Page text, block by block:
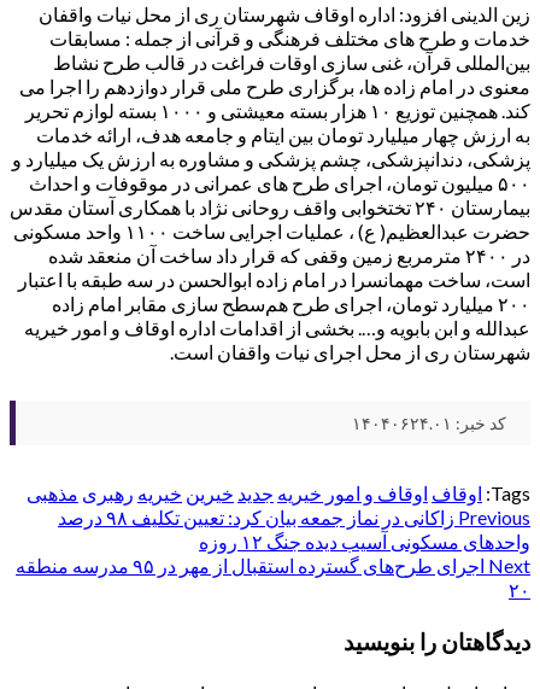
زین الدینی افزود: اداره اوقاف شهرستان ری از محل نیات واقفان
خدمات و طرح های مختلف فرهنگی و قرآنی از جمله : مسابقات
بین‌المللی قرآن، غنی سازی اوقات فراغت در قالب طرح نشاط
معنوی در امام زاده ها، برگزاری طرح ملی قرار دوازدهم را اجرا می
کند. همچنین توزیع ۱۰ هزار بسته معیشتی و ۱۰۰۰ بسته لوازم تحریر
به ارزش چهار میلیارد تومان بین ایتام و جامعه هدف، ارائه خدمات
پزشکی، دندانپزشکی، چشم پزشکی و مشاوره به ارزش یک میلیارد و
۵۰۰ میلیون تومان، اجرای طرح های عمرانی در موقوفات و احداث
بیمارستان ۲۴۰ تختخوابی واقف روحانی نژاد با همکاری آستان مقدس
حضرت عبدالعظیم( ع) ، عملیات اجرایی ساخت ۱۱۰۰ واحد مسکونی
در ۲۴۰۰ مترمربع زمین وقفی که قرار داد ساخت آن منعقد شده
است، ساخت مهمانسرا در امام زاده ابوالحسن در سه طبقه با اعتبار
۲۰۰ میلیارد تومان، اجرای طرح هم‌سطح سازی مقابر امام زاده
عبدالله و ابن بابویه و…. بخشی از اقدامات اداره اوقاف و امور خیریه
شهرستان ری از محل اجرای نیات واقفان است.
کد خبر: ۱۴۰۴۰۶۲۴.۰۱
Tags: اوقاف اوقاف و امور خیریه جدید خیرین خیریه رهبری مذهبی
Post
navigation
Previous
زاکانی در نماز جمعه بیان کرد: تعیین تکلیف ۹۸ درصد
واحد‌های مسکونی آسیب دیده جنگ ۱۲ روزه
Next
اجرای طرح‌های گسترده استقبال از مهر در ۹۵ مدرسه منطقه
۲۰
دیدگاهتان را بنویسید